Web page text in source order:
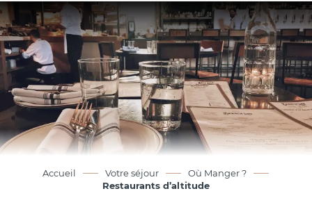
Aller
au
contenu
principal
Accueil Votre séjour
Où Manger ?
Restaurants d’altitude